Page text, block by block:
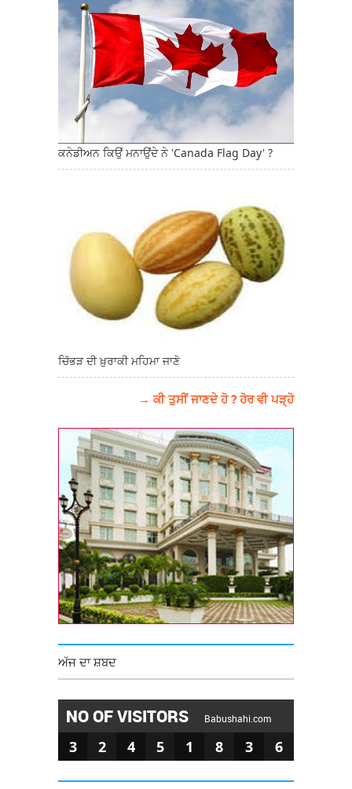
ਕਨੇਡੀਅਨ ਕਿਉਂ ਮਨਾਉਂਦੇ ਨੇ 'Canada Flag Day' ?
ਚਿੱਭੜ ਦੀ ਖ਼ੁਰਾਕੀ ਮਹਿਮਾ ਜਾਣੋ
→ ਕੀ ਤੁਸੀਂ ਜਾਣਦੇ ਹੋ ? ਹੋਰ ਵੀ ਪੜ੍ਹੋ
ਅੱਜ ਦਾ ਸ਼ਬਦ
NO OF VISITORS Babushahi.com
3 2 4 5 1 8 3 6